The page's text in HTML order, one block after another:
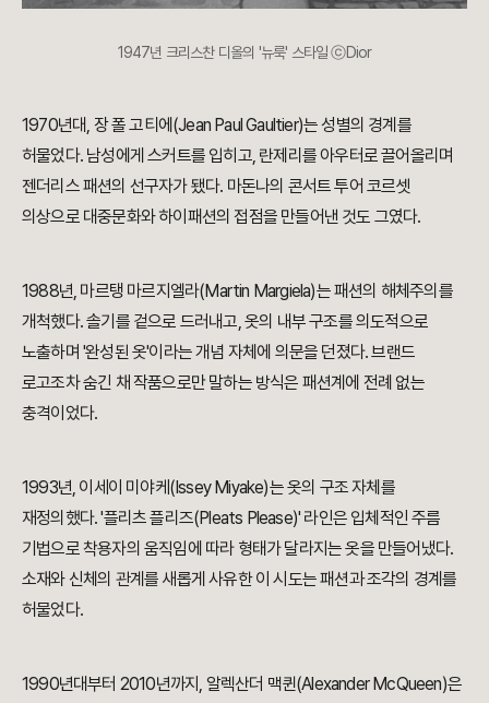
1947년 크리스찬 디올의 '뉴룩' 스타일 ⓒDior
1970년대, 장 폴 고티에(Jean Paul Gaultier)는 성별의 경계를
허물었다. 남성에게 스커트를 입히고, 란제리를 아우터로 끌어올리며
젠더리스 패션의 선구자가 됐다. 마돈나의 콘서트 투어 코르셋
의상으로 대중문화와 하이패션의 접점을 만들어낸 것도 그였다.
1988년, 마르탱 마르지엘라(Martin Margiela)는 패션의 해체주의를
개척했다. 솔기를 겉으로 드러내고, 옷의 내부 구조를 의도적으로
노출하며 '완성된 옷'이라는 개념 자체에 의문을 던졌다. 브랜드
로고조차 숨긴 채 작품으로만 말하는 방식은 패션계에 전례 없는
충격이었다.
1993년, 이세이 미야케(Issey Miyake)는 옷의 구조 자체를
재정의했다. '플리츠 플리즈(Pleats Please)' 라인은 입체적인 주름
기법으로 착용자의 움직임에 따라 형태가 달라지는 옷을 만들어냈다.
소재와 신체의 관계를 새롭게 사유한 이 시도는 패션과 조각의 경계를
허물었다.
1990년대부터 2010년까지, 알렉산더 맥퀸(Alexander McQueen)은